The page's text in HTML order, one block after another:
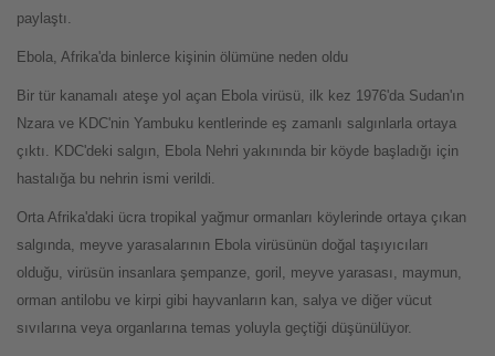
paylaştı.
Ebola, Afrika'da binlerce kişinin ölümüne neden oldu
Bir tür kanamalı ateşe yol açan Ebola virüsü, ilk kez 1976'da Sudan'ın
Nzara ve KDC'nin Yambuku kentlerinde eş zamanlı salgınlarla ortaya
çıktı. KDC'deki salgın, Ebola Nehri yakınında bir köyde başladığı için
hastalığa bu nehrin ismi verildi.
Orta Afrika'daki ücra tropikal yağmur ormanları köylerinde ortaya çıkan
salgında, meyve yarasalarının Ebola virüsünün doğal taşıyıcıları
olduğu, virüsün insanlara şempanze, goril, meyve yarasası, maymun,
orman antilobu ve kirpi gibi hayvanların kan, salya ve diğer vücut
sıvılarına veya organlarına temas yoluyla geçtiği düşünülüyor.